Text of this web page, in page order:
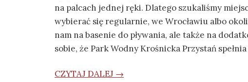
na palcach jednej ręki. Dlatego szukaliśmy
wybierać się regularnie, we Wrocławiu albo
nam na basenie do pływania, ale także na
sobie, że Park Wodny Krośnicka Przystań
CZYTAJ DALEJ →